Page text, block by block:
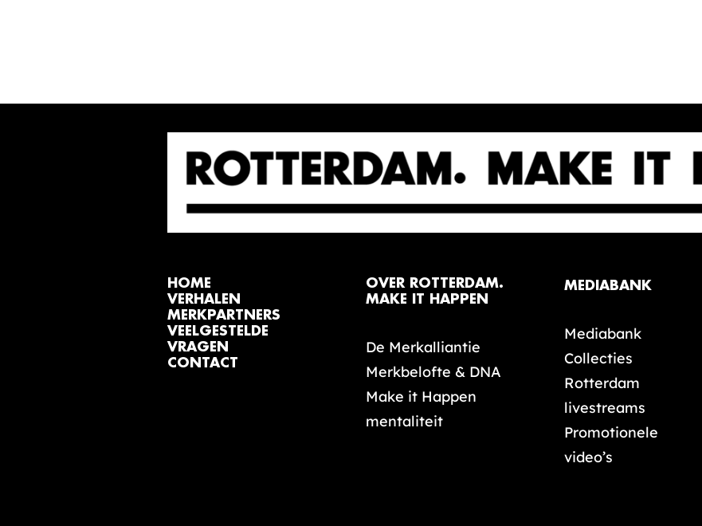
HOME
VERHALEN
MERKPARTNERS
VEELGESTELDE
VRAGEN
CONTACT
OVER ROTTERDAM.
MAKE IT HAPPEN
De Merkalliantie
Merkbelofte & DNA
Make it Happen
mentaliteit
MEDIABANK
Mediabank
Collecties
Rotterdam
livestreams
Promotionele
video’s